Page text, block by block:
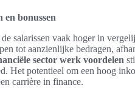
en bonussen
salarissen vaak hoger in
tot aanzienlijke bedragen,
sector werk voordelen
Het potentieel om een hoog
carrière in finance.